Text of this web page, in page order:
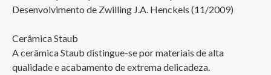
Desenvolvimento de Zwilling J.A. Henckels (11/2009)
Cerâmica Staub
A cerâmica Staub distingue-se por materiais de alta
qualidade e acabamento de extrema delicadeza.